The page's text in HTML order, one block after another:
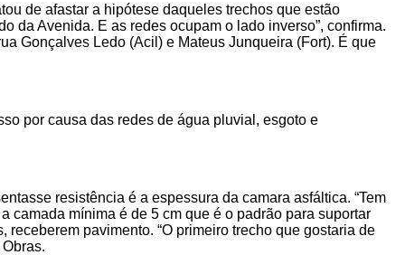
de afastar a hipótese daqueles trechos que estão
da Avenida. E as redes ocupam o lado inverso”, confirma.
Gonçalves Ledo (Acil) e Mateus Junqueira (Fort). É que
por causa das redes de água pluvial, esgoto e
resistência é a espessura da camara asfáltica. “Tem
camada mínima é de 5 cm que é o padrão para suportar
pavimento. “O primeiro trecho que gostaria de